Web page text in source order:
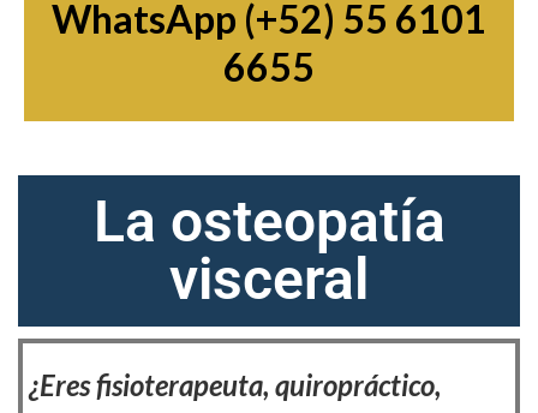
WhatsApp (+52) 55 6101
6655
La osteopatía
visceral
¿Eres fisioterapeuta, quiropráctico,